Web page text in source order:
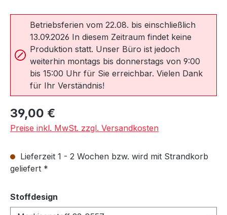
Betriebsferien vom 22.08. bis einschließlich
13.09.2026 In diesem Zeitraum findet keine
Produktion statt. Unser Büro ist jedoch
weiterhin montags bis donnerstags von 9:00
bis 15:00 Uhr für Sie erreichbar. Vielen Dank
für Ihr Verständnis!
Regulärer Preis:
39,00 €
Preise inkl. MwSt. zzgl. Versandkosten
Lieferzeit 1 - 2 Wochen bzw. wird mit Strandkorb
geliefert *
Stoffdesign